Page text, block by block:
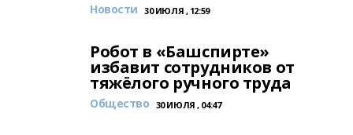
Новости 30 ИЮЛЯ , 12:59
Робот в «Башспирте»
избавит сотрудников от
тяжёлого ручного труда
Общество 30 ИЮЛЯ , 04:47